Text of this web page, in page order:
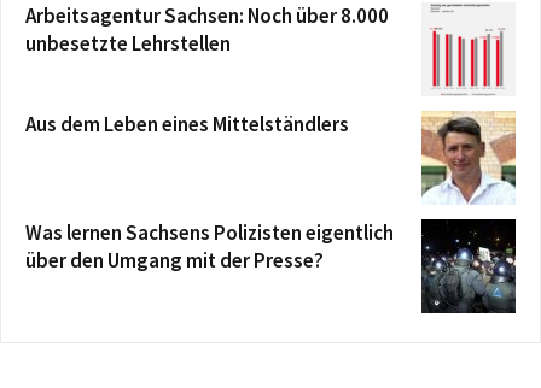
Arbeitsagentur Sachsen: Noch über 8.000
unbesetzte Lehrstellen
Aus dem Leben eines Mittelständlers
Was lernen Sachsens Polizisten eigentlich
über den Umgang mit der Presse?